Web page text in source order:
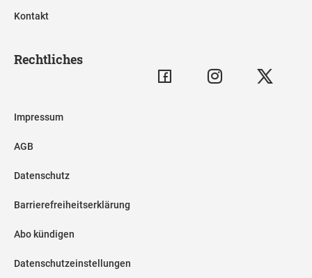
Kontakt
Rechtliches
Impressum
AGB
Datenschutz
Barrierefreiheitserklärung
Abo kündigen
Datenschutzeinstellungen